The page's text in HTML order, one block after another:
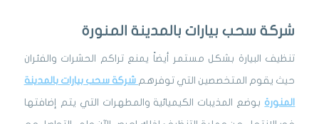
شركة سحب بيارات بالمدينة المنورة
تنظيف البيارة بشكل مستمر أيضاً يمنع تراكم الحشرات والفئران
حيث يقوم المتخصصين التي توفرهم شركة سحب بياراتبالمدينة
المنورة بوضع المذيبات الكيميائية والمطهرات التي يتم إضافتها